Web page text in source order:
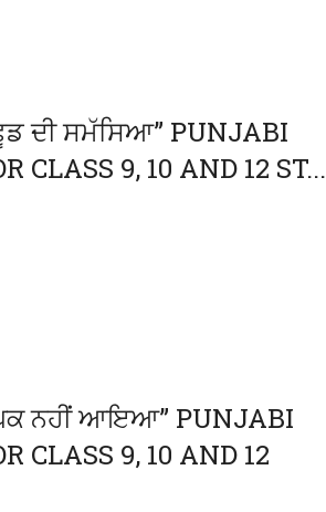
ਦੀ ਸਮੱਸਿਆ” PUNJABI
CLASS 9, 10 AND 12 ST...
ਨਹੀਂ ਆਇਆ” PUNJABI
CLASS 9, 10 AND 12